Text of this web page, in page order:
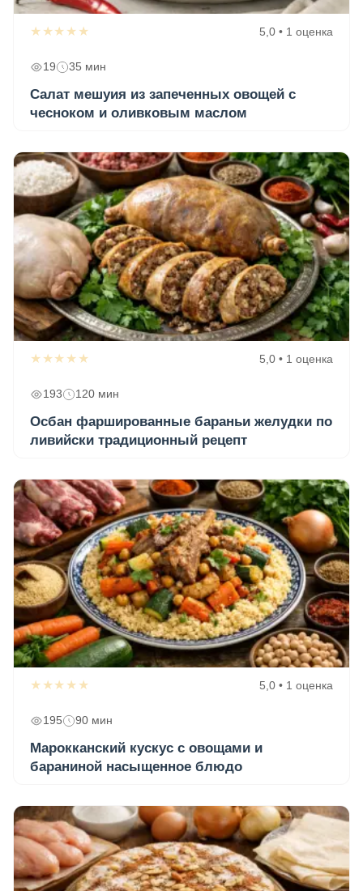
★★★★★ 5,0 • 1 оценка
19 35 мин
Салат мешуия из запеченных овощей с
чесноком и оливковым маслом
★★★★★ 5,0 • 1 оценка
193 120 мин
Осбан фаршированные бараньи желудки по
ливийски традиционный рецепт
★★★★★ 5,0 • 1 оценка
195 90 мин
Марокканский кускус с овощами и
бараниной насыщенное блюдо